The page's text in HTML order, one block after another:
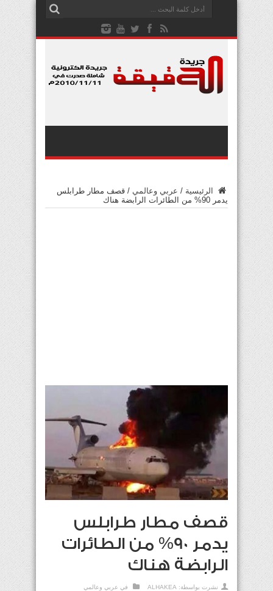
الرئيسية / عربي وعالمي / قصف مطار طرابلس
يدمر 90% من الطائرات الرابضة هناك
قصف مطار طرابلس
يدمر 90% من الطائرات
الرابضة هناك
نشرت بواسطة: ALHAKEA في عربي وعالمي